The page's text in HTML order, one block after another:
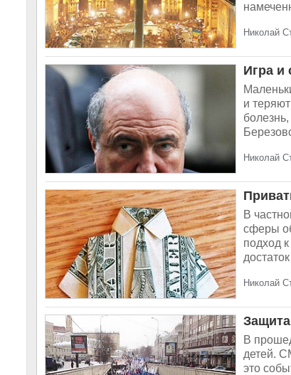
Николай
Игра и
и
Николай
В
сферы
подход
Николай
В
детей.
это